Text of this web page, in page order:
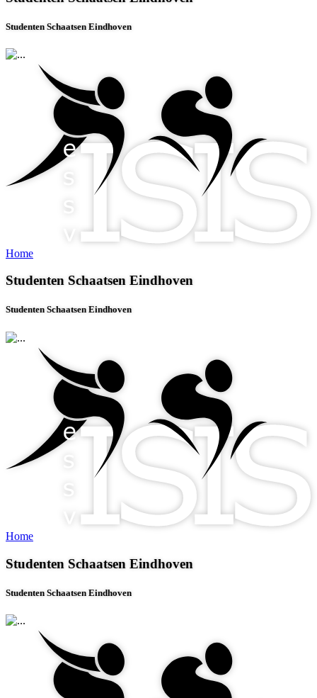
Studenten Schaatsen Eindhoven
Home
Studenten Schaatsen Eindhoven
Studenten Schaatsen Eindhoven
Home
Studenten Schaatsen Eindhoven
Studenten Schaatsen Eindhoven